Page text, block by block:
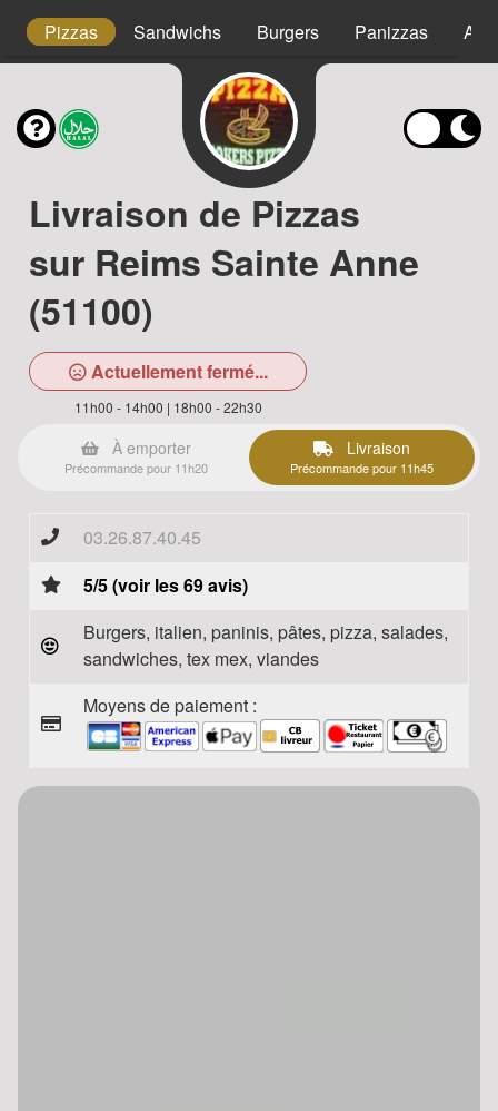
Pizzas Sandwichs Burgers Panizzas
Livraison de Pizzas
sur Reims Sainte Anne
(51100)
Actuellement fermé...
11h00 - 14h00 | 18h00 - 22h30
À emporter
Précommande pour 11h20
Livraison
Précommande pour 11h45
03.26.87.40.45
5/5 (voir les 69 avis)
Burgers, italien, paninis, pâtes, pizza, salades,
sandwiches, tex mex, viandes
Moyens de paiement :